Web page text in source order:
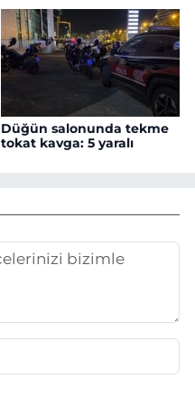
Düğün salonunda tekme
tokat kavga: 5 yaralı